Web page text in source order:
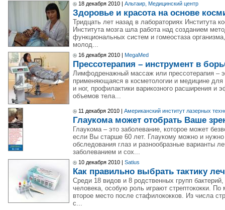
18 декабря 2010 | Альтаир, Медицинский центр
Здоровье и красота на основе
Тридцать лет назад в лабораториях Института
Института мозга шла работа над созданием
функциональных систем и гомеостаза
молод...
16 декабря 2010 | MegaMed
Прессотерапия – инструмент в
Лимфодренажный массаж или прессотерапия –
применяющаяся в косметологии и медицине
и ног, профилактики варикозного расширения и
объемов тела...
11 декабря 2010 | Американский институт лазерных
Глаукома может отобрать Ваше
Глаукома – это заболевание, которое может
если Вы старше 60 лет. Глаукому можно и
обследования глаз и разнообразные варианты
заболеванием и сох...
10 декабря 2010 | Satius
Как правильно выбрать тактику
Среди 18 видов и 8 родственных групп
человека, особую роль играют стрептококки.
второе место после стафилококков. Из числа
с...